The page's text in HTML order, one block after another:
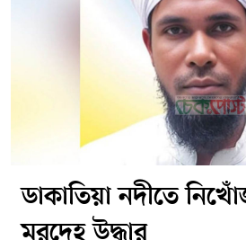
ডাকাতিয়া নদীতে
মরদেহ উদ্ধার